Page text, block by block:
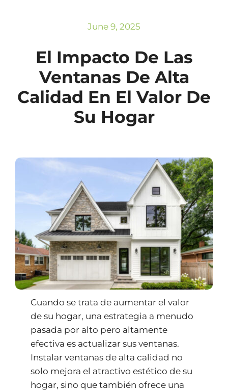
June 9, 2025
El Impacto De Las
Ventanas De Alta
Calidad En El Valor De
Su Hogar
Cuando se trata de aumentar el valor
de su hogar, una estrategia a menudo
pasada por alto pero altamente
efectiva es actualizar sus ventanas.
Instalar ventanas de alta calidad no
solo mejora el atractivo estético de su
hogar, sino que también ofrece una